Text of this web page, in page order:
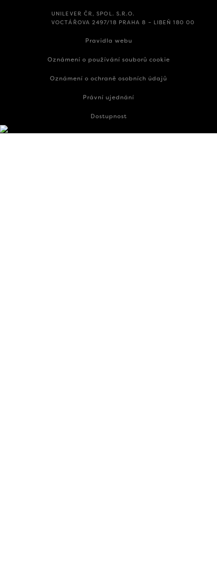
UNILEVER ČR, SPOL. S.R.O.
VOCTÁŘOVA 2497/18 PRAHA 8 – LIBEŇ 180 00
Pravidla webu
Oznámení o používání souborů cookie
Oznámení o ochraně osobních údajů
Právní ujednání
Dostupnost